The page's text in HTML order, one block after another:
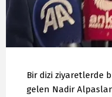
Bir dizi ziyaretlerde
gelen Nadir